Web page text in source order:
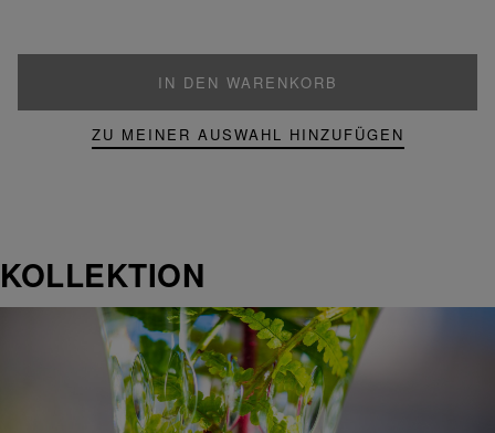
IN DEN WARENKORB
ZU MEINER AUSWAHL HINZUFÜGEN
KOLLEKTION